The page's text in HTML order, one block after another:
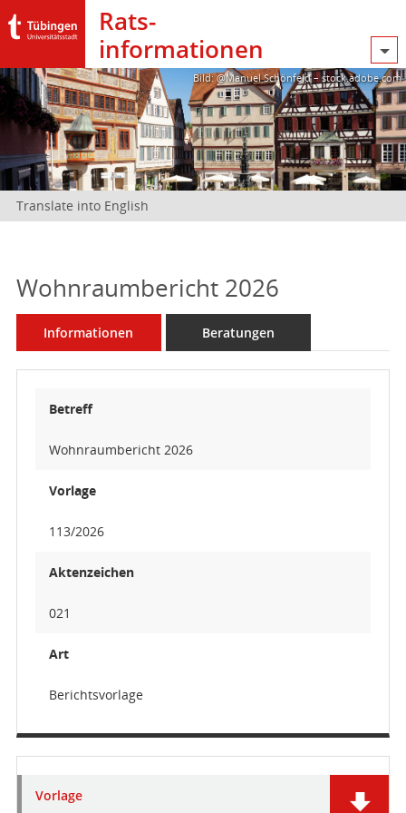
Rats­
informationen
Bild: @Manuel Schönfeld – stock.adobe.com
Translate into English
Wohnraumbericht 2026
Informationen Beratungen
Betreff
Wohnraumbericht 2026
Vorlage
113/2026
Aktenzeichen
021
Art
Berichtsvorlage
Vorlage